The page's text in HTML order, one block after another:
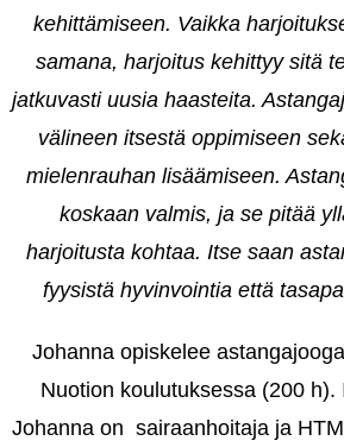
kehittämiseen. Vaikka
samana, harjoitus kehittyy sitä
jatkuvasti uusia haasteita.
välineen itsestä oppimiseen
mielenrauhan lisäämiseen.
koskaan valmis, ja se pitää
harjoitusta kohtaa. Itse saan
fyysistä hyvinvointia että
Johanna opiskelee
Nuotion koulutuksessa (200 h).
Johanna on sairaanhoitaja ja